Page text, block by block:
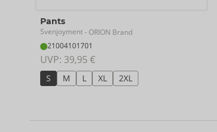
Pants
Svenjoyment- ORION Brand
21004101701
UVP: 39,95 €
S M L XL 2XL